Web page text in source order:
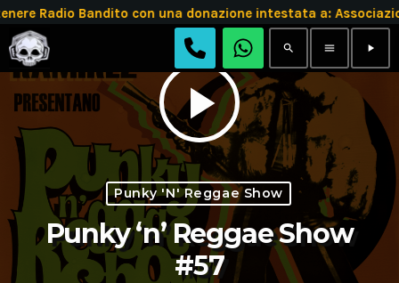
Radio Bandito con una donazione intestata a:
search menu play_arrow
play_arrow
Punky 'n' Reggae Show
Punky ‘n’ Reggae Show
#57